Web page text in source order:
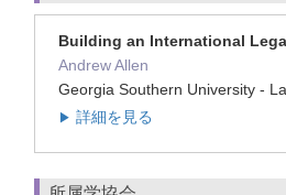
Building an International
Andrew Allen
Georgia Southern University -
▶ 詳細を見る